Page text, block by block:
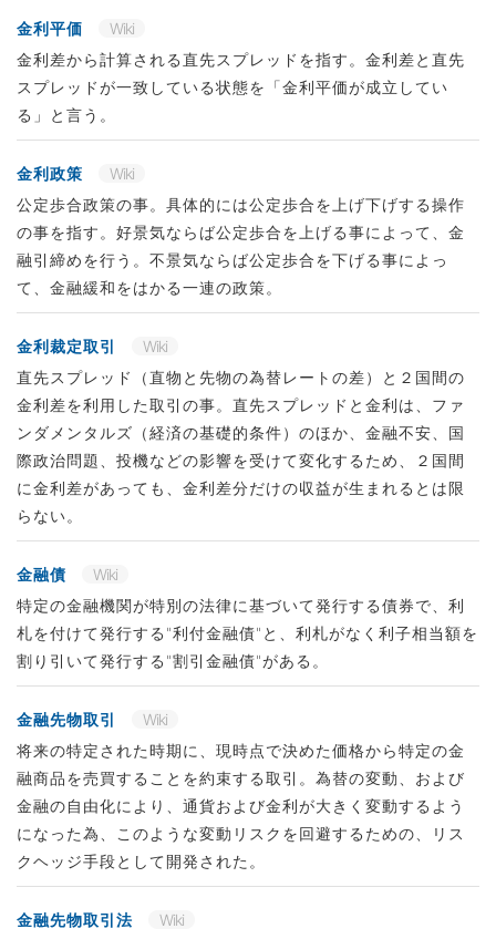
金利平価
Wiki
金利差から計算される直先スプレッドを指す。金利差と直先
スプレッドが一致している状態を「金利平価が成立してい
る」と言う。
金利政策
Wiki
公定歩合政策の事。具体的には公定歩合を上げ下げする操作
の事を指す。好景気ならば公定歩合を上げる事によって、金
融引締めを行う。不景気ならば公定歩合を下げる事によっ
て、金融緩和をはかる一連の政策。
金利裁定取引
Wiki
直先スプレッド（直物と先物の為替レートの差）と２国間の
金利差を利用した取引の事。直先スプレッドと金利は、ファ
ンダメンタルズ（経済の基礎的条件）のほか、金融不安、国
際政治問題、投機などの影響を受けて変化するため、２国間
に金利差があっても、金利差分だけの収益が生まれるとは限
らない。
金融債
Wiki
特定の金融機関が特別の法律に基づいて発行する債券で、利
札を付けて発行する"利付金融債"と、利札がなく利子相当額を
割り引いて発行する"割引金融債"がある。
金融先物取引
Wiki
将来の特定された時期に、現時点で決めた価格から特定の金
融商品を売買することを約束する取引。為替の変動、および
金融の自由化により、通貨および金利が大きく変動するよう
になった為、このような変動リスクを回避するための、リス
クヘッジ手段として開発された。
金融先物取引法
Wiki